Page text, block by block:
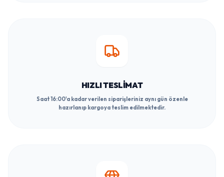
HIZLI TESLIMAT
Saat 16:00'a kadar verilen siparişleriniz aynı gün özenle
hazırlanıp kargoya teslim edilmektedir.